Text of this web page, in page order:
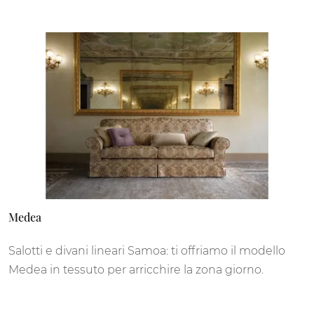
Medea
Salotti e divani lineari Samoa: ti offriamo il modello
Medea in tessuto per arricchire la zona giorno.